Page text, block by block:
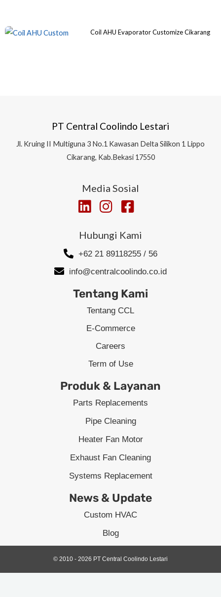
Coil AHU Evaporator Customize Cikarang
PT Central Coolindo Lestari
Jl. Kruing II Multiguna 3 No.1 Kawasan Delta Silikon 1 Lippo
Cikarang, Kab.Bekasi 17550
Media Sosial
Hubungi Kami
+62 21 89118255 / 56
info@centralcoolindo.co.id
Tentang Kami
Tentang CCL
E-Commerce
Careers
Term of Use
Produk & Layanan
Parts Replacements
Pipe Cleaning
Heater Fan Motor
Exhaust Fan Cleaning
Systems Replacement
News & Update
Custom HVAC
Blog
© 2010 - 2026 PT Central Coolindo Lestari